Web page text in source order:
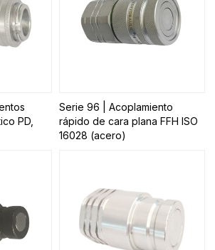
PD,
Serie 96 | Acoplamiento
rápido de cara plana FFH ISO
16028 (acero)